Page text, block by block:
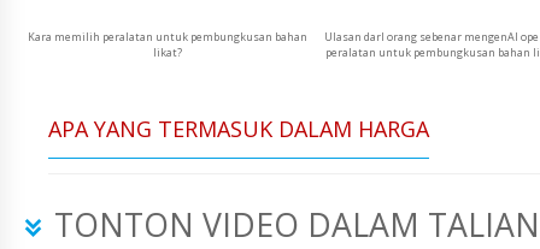
Kara memilih peralatan untuk pembungkusan bahan
likat?
Ulasan darI orang sebenar mengenAI
peralatan untuk pembungkusan bahan
APA YANG TERMASUK DALAM HARGA
TONTON VIDEO DALAM TALIAN